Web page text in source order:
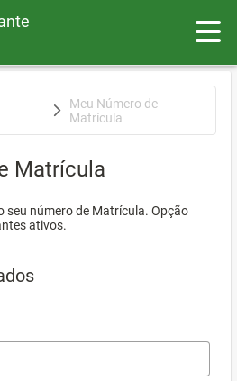
Meu Número de
Matrícula
Matrícula
seu número de Matrícula. Opção
ativos.